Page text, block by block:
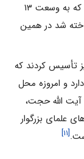
تحصیل آنان نیز تلاش کرد. مدرسه حجتیه ایشان که به وسعت ۱۳
ساخته شد در همین
تأسیس کردند که
و امروزه محل
الله حجت،
علمای بزرگوار
[۱۱]